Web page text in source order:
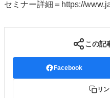
お問い合わせ
セミナー詳細＝https://
この記
Facebook
リ